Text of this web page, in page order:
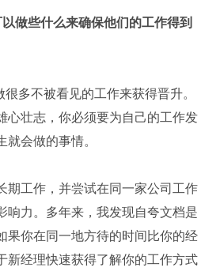
做些什么来确保他们的工作得到
多不被看见的工作来获得晋升。
心壮志，你必须要为自己的工作发
会做的事情。
期工作，并尝试在同一家公司工作
响力。多年来，我发现自夸文档是
果你在同一地方待的时间比你的经
新经理快速获得了解你的工作方式